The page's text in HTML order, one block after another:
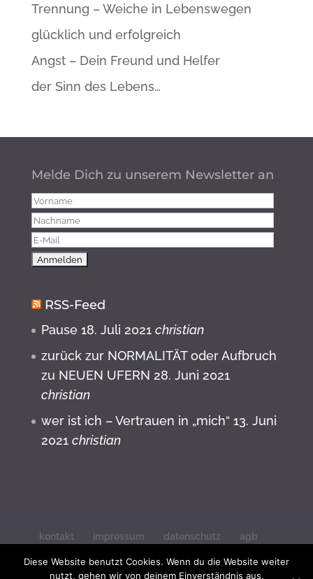
Trennung – Weiche in Lebenswegen
glücklich und erfolgreich
Angst – Dein Freund und Helfer
der Sinn des Lebens…
Melde Dich zu unserem Newsletter an
RSS-Feed
Pause 18. Juli 2021 christian
zurück zur NORMALITÄT oder Aufbruch
zu NEUEN UFERN 28. Juni 2021
christian
wer ist ich – Vertrauen in „mich“ 13. Juni
2021 christian
kontakt impressum datenschutz
agb
widerrufsbelehrung
Diese Website benutzt Cookies. Wenn du die Website weiter
nutzt, gehen wir von deinem Einverständnis aus.